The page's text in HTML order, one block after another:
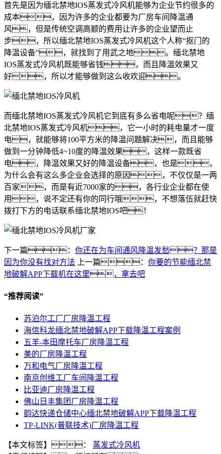
首先是因为缅北禁地IOS蒸发式冷风机能够为企业节约很多的
成本，因为许多的企业都要为厂房车间降温通
风，但是传统空调高额的费用让许多的企业望而止
步，所以缅北禁地IOS蒸发式冷风机这个人称“抠门的
降温设备”，就找到了用武之地。缅北禁地
IOS蒸发式冷风机既能够省钱，而且降温效果又
好，所以才能够做到这么收欢迎。
而缅北禁地IOS蒸发式冷风机它到底有多么省电呢？缅
北禁地IOS蒸发式冷风机，它一小时的耗电量才一度
电，就能够将100平方米的降温问题解决，而且能够
做到一分钟降低4~10度的降温效果，这样一款既省
电，降温效果又好的降温设备，也是，
为什么会有这么多企业会选择的原因，不仅仅是一两
百家，而是有近7000家的，各行业企业都在使
用，说不定还有你的同行哦，不想落伍就赶快
拨打下方的电话联系缅北禁地IOS吧！
下一篇： 你还在为车间通风降温发愁？那是
因为你没有找对方法
上一篇： 你要的节能缅北禁
地破解APP下载机在这里，拿去吧
“推荐阅读”
苏泊尔工厂厂房降温工程
海信科龙缅北禁地破解APP下载降温工程案例
五羊-本田摩托车厂房降温工程
美的厂房降温工程
万和电气厂房降温工程
南京创维工厂车间降温工程
比亚迪厂房降温工程
佛山日丰集团厂房降温工程
韵达快递仓储中心缅北禁地破解APP下载降温工程
TP-LINK(普联技术)厂房降温工程
【本文标签】：
蒸发式冷风机